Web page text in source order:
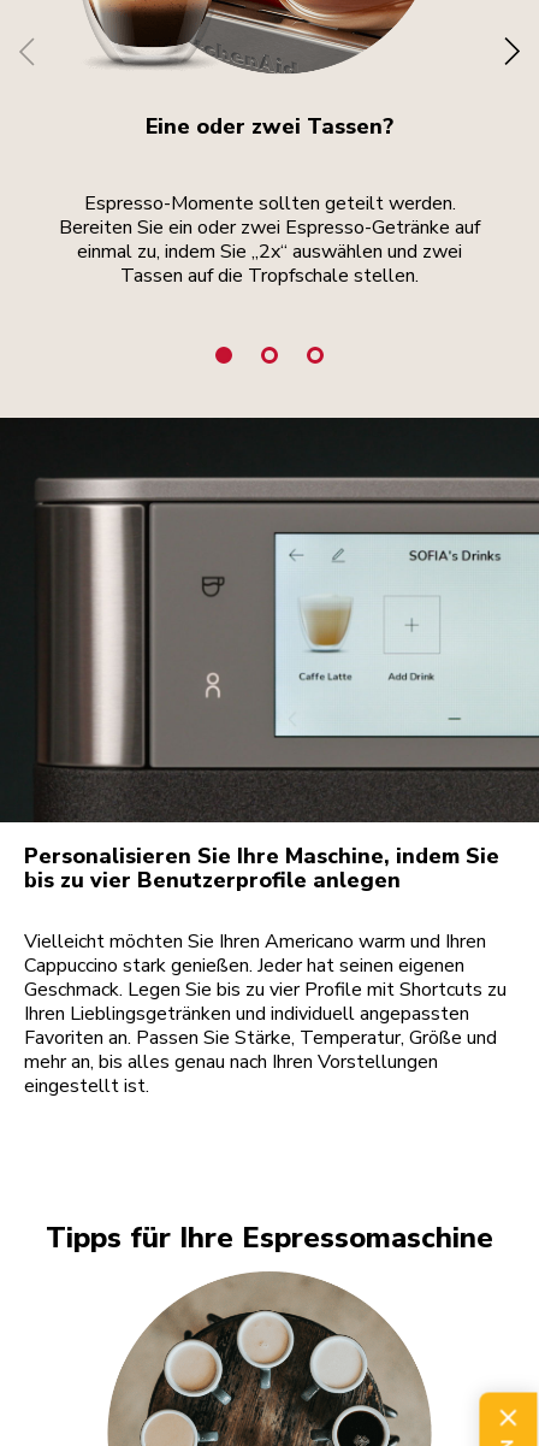
Eine oder zwei Tassen?
Espresso-Momente sollten geteilt werden.
Bereiten Sie ein oder zwei Espresso-Getränke auf
einmal zu, indem Sie „2x“ auswählen und zwei
Tassen auf die Tropfschale stellen.
Personalisieren Sie Ihre Maschine, indem Sie
bis zu vier Benutzerprofile anlegen
Vielleicht möchten Sie Ihren Americano warm und Ihren
Cappuccino stark genießen. Jeder hat seinen eigenen
Geschmack. Legen Sie bis zu vier Profile mit Shortcuts zu
Ihren Lieblingsgetränken und individuell angepassten
Favoriten an. Passen Sie Stärke, Temperatur, Größe und
mehr an, bis alles genau nach Ihren Vorstellungen
eingestellt ist.
Tipps für Ihre Espressomaschine